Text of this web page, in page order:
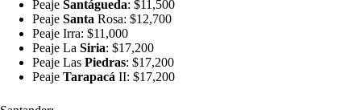
Peaje Santágueda: $11,500
Peaje Santa Rosa: $12,700
Peaje Irra: $11,000
Peaje La Siria: $17,200
Peaje Las Piedras: $17,200
Peaje Tarapacá II: $17,200